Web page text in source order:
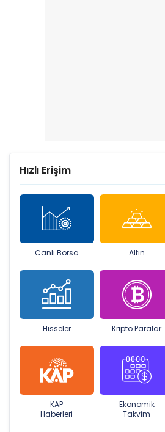
Hızlı Erişim
Canlı Borsa Altın
Hisseler Kripto Paralar
KAP
Haberleri
Ekonomik
Takvim